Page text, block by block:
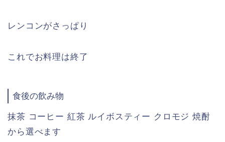
レンコンがさっぱり
これでお料理は終了
食後の飲み物
抹茶 コーヒー 紅茶 ルイボスティー クロモジ 焼酎
から選べます